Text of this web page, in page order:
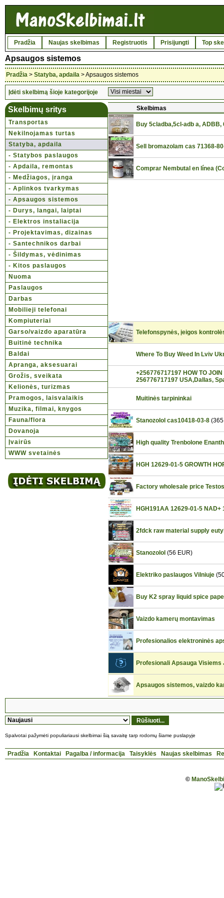
Pradžia Naujas skelbimas Registruotis Prisijungti Top
Apsaugos sistemos
Pradžia > Statyba, apdaila > Apsaugos sistemos
Įdėti skelbimą šioje kategorijoje
Skelbimų sritys
Transportas
Nekilnojamas turtas
Statyba, apdaila
- Statybos paslaugos
- Apdaila, remontas
- Medžiagos, įranga
- Aplinkos tvarkymas
- Apsaugos sistemos
- Durys, langai, laiptai
- Elektros instaliacija
- Projektavimas, dizainas
- Santechnikos darbai
- Šildymas, vėdinimas
- Kitos paslaugos
Nuoma
Paslaugos
Darbas
Mobilieji telefonai
Kompiuteriai
Garso/vaizdo aparatūra
Buitinė technika
Baldai
Apranga, aksesuarai
Grožis, sveikata
Kelionės, turizmas
Pramogos, laisvalaikis
Muzika, filmai, knygos
Fauna/flora
Dovanoja
Įvairūs
WWW svetainės
Skelbimas
Buy 5cladba,5cl-adb a, ADBB,
Sell bromazolam cas 71368-
Comprar Nembutal en línea
Telefonspynės, įeigos
Where To Buy Weed In Lviv
+256776717197 HOW TO
256776717197 USA,Dallas,
Muitinės tarpininkai
Stanozolol cas10418-03-8
High quality Trenbolone
HGH 12629-01-5 GROWTH
Factory wholesale price
HGH191AA 12629-01-5 NAD+
2fdck raw material supply
Stanozolol (56 EUR)
Elektriko paslaugos Vilniuje
Buy K2 spray liquid spice
Vaizdo kamerų montavimas
Profesionalios elektroninės
Profesionali Apsauga
Apsaugos sistemos, vaizdo
Spalvotai pažymėti populiariausi skelbimai šią savaitę tarp rodomų šiame puslapyje
Pradžia Kontaktai Pagalba / informacija Taisyklės Naujas skelbimas
©